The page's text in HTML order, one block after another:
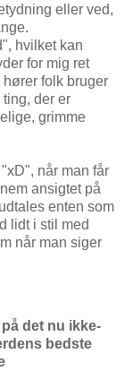
eller ved,
hvilket kan
for mig ret
folk bruger
der er
grimme
når man får
ansigtet på
enten som
lidt i stil med
når man siger
det nu ikke-
bedste